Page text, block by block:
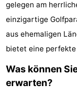
Buitenheem
-
Duinoord
-
Ginsterveld
Julianahoeve
gelegen am
einzigartige
aus ehemaligen
bietet eine
Was können
erwarten?